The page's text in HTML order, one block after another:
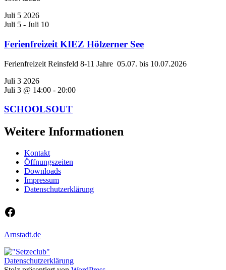
Juli 5 2026
Juli 5 - Juli 10
Ferienfreizeit KIEZ Hölzerner See
Ferienfreizeit Reinsfeld 8-11 Jahre 05.07. bis 10.07.2026
Juli 3 2026
Juli 3 @ 14:00 - 20:00
SCHOOLSOUT
Weitere Informationen
Kontakt
Öffnungszeiten
Downloads
Impressum
Datenschutzerklärung
Facebook
Arnstadt.de
Datenschutzerklärung